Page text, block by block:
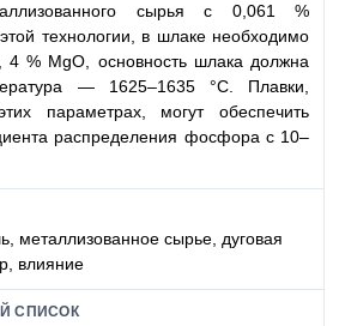
сырья с 0,061 %
технологии, в шлаке необходимо
4 % MgO, основность шлака должна
— 1625–1635 °C. Плавки,
параметрах, могут обеспечить
распределения фосфора с 10–
металлизованное сырье, дуговая
влияние
СПИСОК